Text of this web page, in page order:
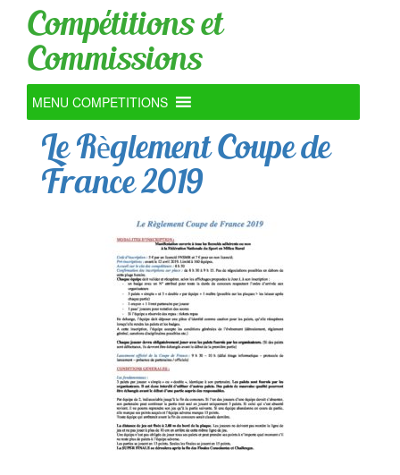
Compétitions et
Commissions
MENU COMPETITIONS
Le Règlement Coupe de
France 2019